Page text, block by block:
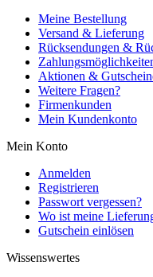
Meine Bestellung
Versand & Lieferung
Rücksendungen &
Aktionen &
Weitere Fragen?
Firmenkunden
Mein Kundenkonto
Mein Konto
Anmelden
Registrieren
Passwort vergessen?
Wo ist meine
Gutschein einlösen
Wissenswertes